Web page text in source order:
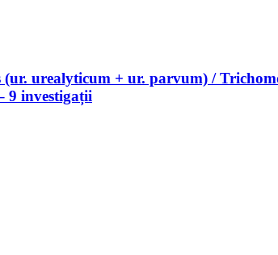
urealyticum + ur. parvum) /
9 investigații